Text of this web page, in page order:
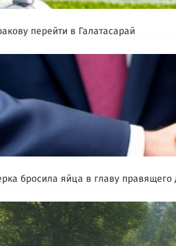
перейти в Галатасарай
бросила яйца в главу